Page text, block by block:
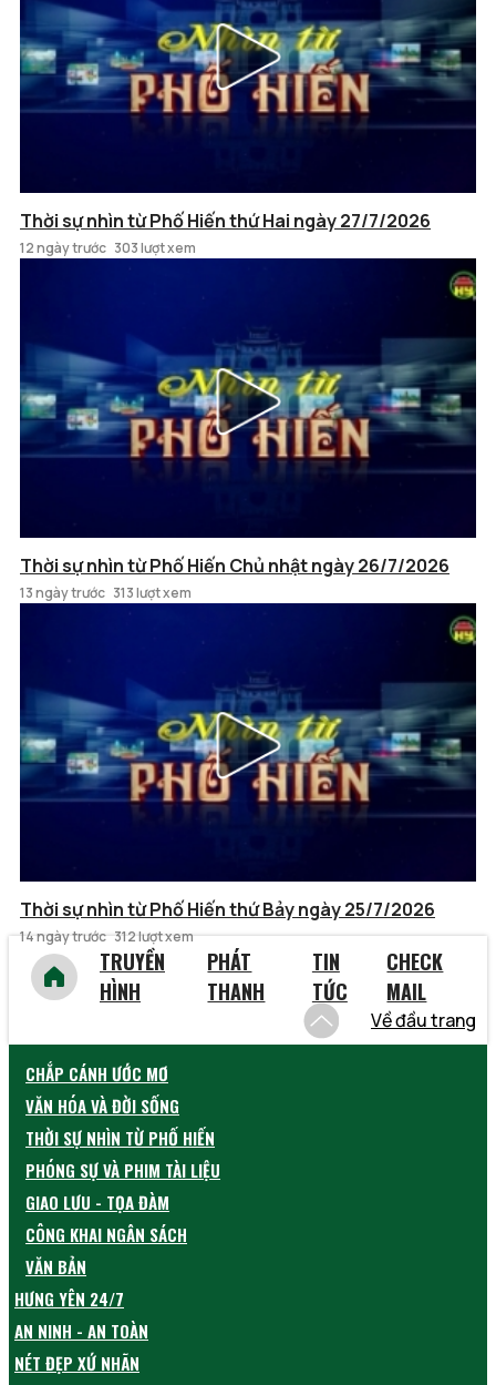
Thời sự nhìn từ Phố Hiến thứ Hai ngày 27/7/2026
12 ngày trước 303 lượt xem
Thời sự nhìn từ Phố Hiến Chủ nhật ngày 26/7/2026
13 ngày trước 313 lượt xem
Thời sự nhìn từ Phố Hiến thứ Bảy ngày 25/7/2026
14 ngày trước 312 lượt xem
TRUYỀN
HÌNH
PHÁT
THANH
TIN
TỨC
CHECK
MAIL
Về đầu trang
CHẮP CÁNH ƯỚC MƠ
VĂN HÓA VÀ ĐỜI SỐNG
THỜI SỰ NHÌN TỪ PHỐ HIẾN
PHÓNG SỰ VÀ PHIM TÀI LIỆU
GIAO LƯU - TỌA ĐÀM
CÔNG KHAI NGÂN SÁCH
VĂN BẢN
HƯNG YÊN 24/7
AN NINH - AN TOÀN
NÉT ĐẸP XỨ NHÃN